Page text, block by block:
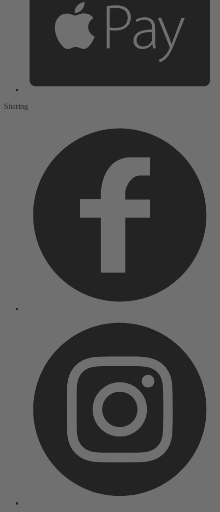
Sharing